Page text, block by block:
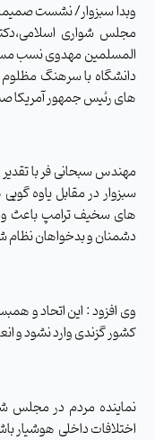
وبدا سبزوار/ نشست
مجلس شواری
المسلمین مهدوی نسب
دانشگاه با سرهنگ مظلوم
های رئیس جمهور آمریکا
مهندس سبحانی فر با
سبزوار در مقابل یاوه
های سخیف ترامپ باعث
دشمنان و بدخواهان نظام
وی افزود : این اتحاد و
کشور گزندی وارد نشود و
نماینده مردم در مجلس
اختلافات داخلی هوشیار